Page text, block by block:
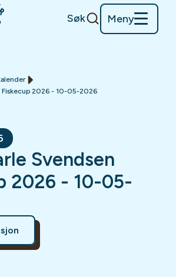
Søk Meny
Fiskecup 2026 - 10-05-2026
Svendsen
2026 - 10-05-